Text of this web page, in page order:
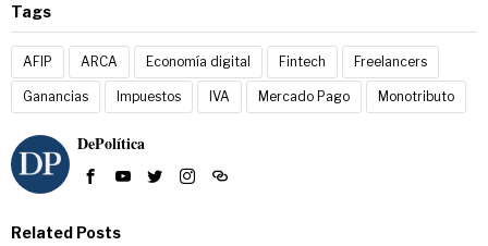
Tags
AFIP ARCA Economía digital Fintech Freelancers
Ganancias Impuestos IVA Mercado Pago Monotributo
DePolítica
Related Posts